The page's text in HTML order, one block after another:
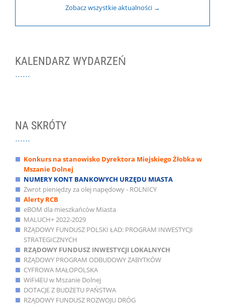
Zobacz wszystkie aktualności →
KALENDARZ WYDARZEŃ
NA SKRÓTY
Konkurs na stanowisko Dyrektora Miejskiego Żłobka w
Mszanie Dolnej
NUMERY KONT BANKOWYCH URZĘDU MIASTA
Zwrot pieniędzy za olej napędowy - ROLNICY
Alerty RCB
eBOM dla mieszkańców Miasta
MALUCH+ 2022-2029
RZĄDOWY FUNDUSZ POLSKI ŁAD: PROGRAM INWESTYCJI
STRATEGICZNYCH
RZĄDOWY FUNDUSZ INWESTYCJI LOKALNYCH
RZĄDOWY PROGRAM ODBUDOWY ZABYTKÓW
CYFROWA MAŁOPOLSKA
WiFi4EU w Mszanie Dolnej
DOTACJE Z BUDŻETU PAŃSTWA
RZĄDOWY FUNDUSZ ROZWOJU DRÓG